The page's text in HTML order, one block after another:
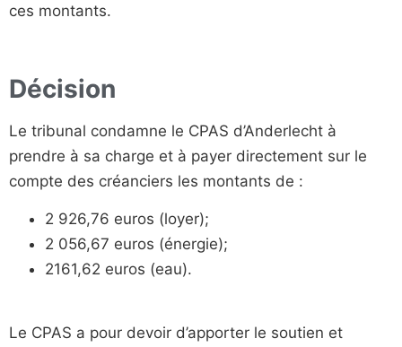
ces montants.
Décision
Le tribunal condamne le CPAS d’Anderlecht à
prendre à sa charge et à payer directement sur le
compte des créanciers les montants de :
2 926,76 euros (loyer);
2 056,67 euros (énergie);
2161,62 euros (eau).
Le CPAS a pour devoir d’apporter le soutien et